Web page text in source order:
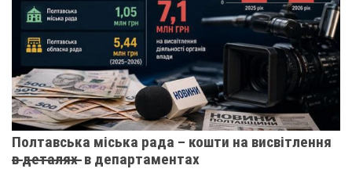
Полтавська міська рада – кошти на висвітлення
в̶ ̶д̶е̶т̶а̶л̶я̶х̶ ̶ в департаментах